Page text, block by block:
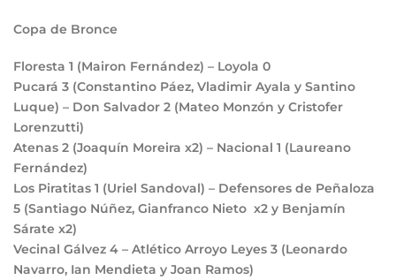
Copa de Bronce
Floresta 1 (Mairon Fernández) – Loyola 0
Pucará 3 (Constantino Páez, Vladimir Ayala y Santino
Luque) – Don Salvador 2 (Mateo Monzón y Cristofer
Lorenzutti)
Atenas 2 (Joaquín Moreira x2) – Nacional 1 (Laureano
Fernández)
Los Piratitas 1 (Uriel Sandoval) – Defensores de Peñaloza
5 (Santiago Núñez, Gianfranco Nieto x2 y Benjamín
Sárate x2)
Vecinal Gálvez 4 – Atlético Arroyo Leyes 3 (Leonardo
Navarro, Ian Mendieta y Joan Ramos)